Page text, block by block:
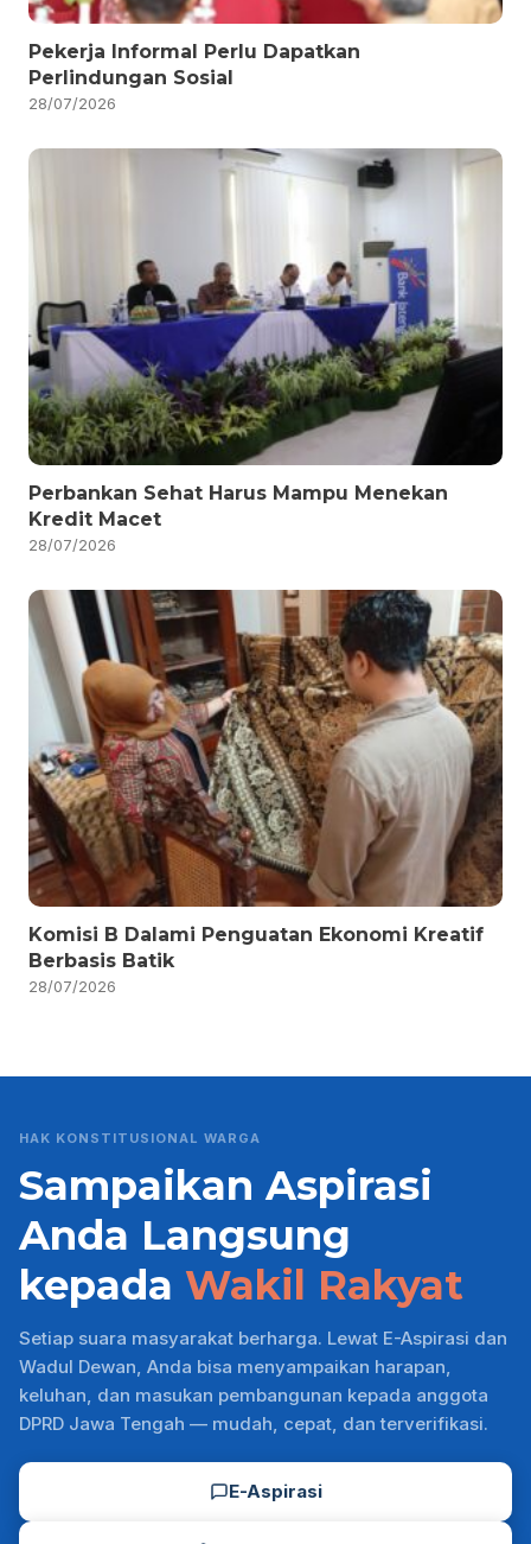
Pekerja Informal Perlu Dapatkan
Perlindungan Sosial
28/07/2026
Perbankan Sehat Harus Mampu Menekan
Kredit Macet
28/07/2026
Komisi B Dalami Penguatan Ekonomi Kreatif
Berbasis Batik
28/07/2026
HAK KONSTITUSIONAL WARGA
Sampaikan Aspirasi
Anda Langsung
kepada Wakil Rakyat
Setiap suara masyarakat berharga. Lewat E-Aspirasi dan
Wadul Dewan, Anda bisa menyampaikan harapan,
keluhan, dan masukan pembangunan kepada anggota
DPRD Jawa Tengah — mudah, cepat, dan terverifikasi.
E-Aspirasi